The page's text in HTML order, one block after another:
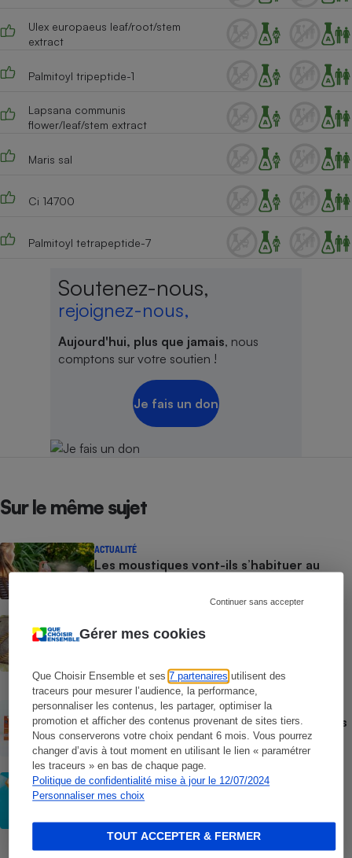
Gérer mes cookies
Que Choisir Ensemble et ses7 partenaires utilisent des
traceurs pour mesurer l’audience, la performance,
personnaliser les contenus, les partager, optimiser la
promotion et afficher des contenus provenant de sites tiers.
Nous conserverons votre choix pendant 6 mois. Vous pourrez
changer d’avis à tout moment en utilisant le lien « paramétrer
les traceurs » en bas de chaque page.
Politique de confidentialité mise à jour le 12/07/2024
Personnaliser mes choix
Continuer sans accepter
TOUT ACCEPTER & FERMER
Ulex europaeus leaf/root/stem
extract
Palmitoyl tripeptide-1
Lapsana communis
flower/leaf/stem extract
Maris sal
Ci 14700
Palmitoyl tetrapeptide-7
Soutenez-nous,
rejoignez-nous,
Aujourd'hui, plus que jamais, nous
comptons sur votre soutien !
Je fais un don
Sur le même sujet
ACTUALITÉ
Les moustiques vont-ils s’habituer au
Test des crèmes solaires vendues sur
consommateurs
ACTUALITÉ
Crèmes solaires - Le bilan désastreux des
plateformes chinoises
CONSEILS
Crèmes solaires - Les logos à la loupe
COMMENT NOUS TESTONS